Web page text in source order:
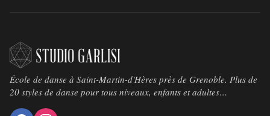
École de danse à Saint-Martin-d'Hères près de Grenoble. Plus de
20 styles de danse pour tous niveaux, enfants et adultes…